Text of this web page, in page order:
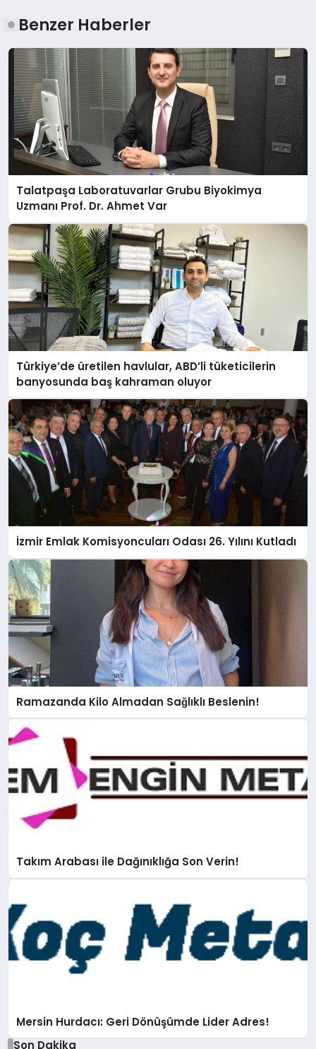
Benzer Haberler
Talatpaşa Laboratuvarlar Grubu Biyokimya
Uzmanı Prof. Dr. Ahmet Var
Türkiye’de üretilen havlular, ABD’li tüketicilerin
banyosunda baş kahraman oluyor
İzmir Emlak Komisyoncuları Odası 26. Yılını Kutladı
Ramazanda Kilo Almadan Sağlıklı Beslenin!
Takım Arabası ile Dağınıklığa Son Verin!
Mersin Hurdacı: Geri Dönüşümde Lider Adres!
Son Dakika